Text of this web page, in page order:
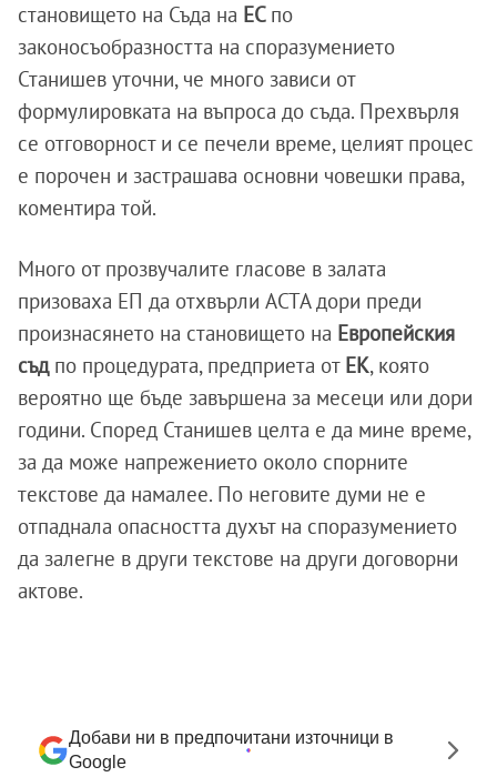
становището на Съда на ЕС по
законосъобразността на споразумението
Станишев уточни, че много зависи от
формулировката на въпроса до съда. Прехвърля
се отговорност и се печели време, целият процес
е порочен и застрашава основни човешки права,
коментира той.
Много от прозвучалите гласове в залата
призоваха ЕП да отхвърли ACTA дори преди
произнасянето на становището на Европейския
съд по процедурата, предприета от ЕК, която
вероятно ще бъде завършена за месеци или дори
години. Според Станишев целта е да мине време,
за да може напрежението около спорните
текстове да намалее. По неговите думи не е
отпаднала опасността духът на споразумението
да залегне в други текстове на други договорни
актове.
Добави ни в предпочитани източници в
Google